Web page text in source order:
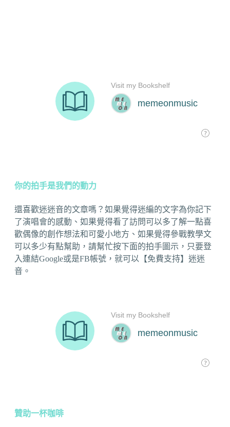
你的拍手是我們的動力
還喜歡迷迷音的文章嗎？如果覺得迷編的文字為你記下
了演唱會的感動、如果覺得看了訪問可以多了解一點喜
歡偶像的創作想法和可愛小地方、如果覺得參戰教學文
可以多少有點幫助，請幫忙按下面的拍手圖示，只要登
入連結Google或是FB帳號，就可以【免費支持】迷迷
音。
贊助一杯咖啡